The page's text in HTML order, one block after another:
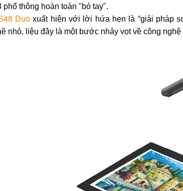
phổ thông hoàn toàn "bó tay".
Duo xuất hiện với lời hứa hẹn là “giải pháp
nhỏ, liệu đây là một bước nhảy vọt về công